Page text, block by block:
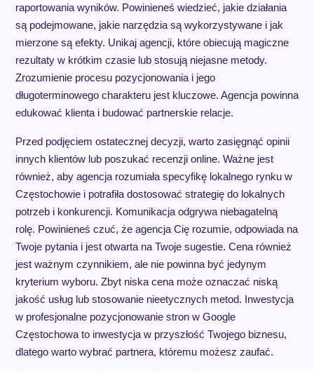
raportowania wyników. Powinieneś wiedzieć, jakie działania
są podejmowane, jakie narzędzia są wykorzystywane i jak
mierzone są efekty. Unikaj agencji, które obiecują magiczne
rezultaty w krótkim czasie lub stosują niejasne metody.
Zrozumienie procesu pozycjonowania i jego
długoterminowego charakteru jest kluczowe. Agencja powinna
edukować klienta i budować partnerskie relacje.
Przed podjęciem ostatecznej decyzji, warto zasięgnąć opinii
innych klientów lub poszukać recenzji online. Ważne jest
również, aby agencja rozumiała specyfikę lokalnego rynku w
Częstochowie i potrafiła dostosować strategię do lokalnych
potrzeb i konkurencji. Komunikacja odgrywa niebagatelną
rolę. Powinieneś czuć, że agencja Cię rozumie, odpowiada na
Twoje pytania i jest otwarta na Twoje sugestie. Cena również
jest ważnym czynnikiem, ale nie powinna być jedynym
kryterium wyboru. Zbyt niska cena może oznaczać niską
jakość usług lub stosowanie nieetycznych metod. Inwestycja
w profesjonalne pozycjonowanie stron w Google
Częstochowa to inwestycja w przyszłość Twojego biznesu,
dlatego warto wybrać partnera, któremu możesz zaufać.